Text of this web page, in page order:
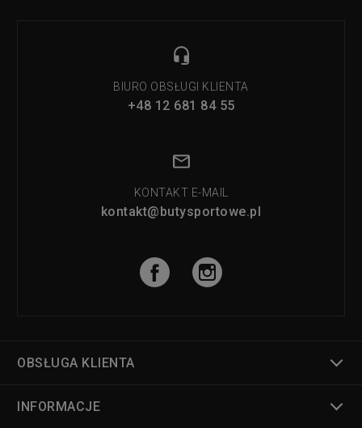
BIURO OBSŁUGI KLIENTA
+48 12 681 84 55
KONTAKT E-MAIL
kontakt@butysportowe.pl
OBSŁUGA KLIENTA
INFORMACJE